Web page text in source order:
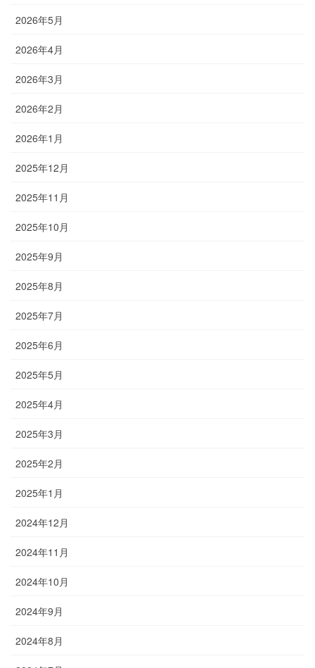
2026年5月
2026年4月
2026年3月
2026年2月
2026年1月
2025年12月
2025年11月
2025年10月
2025年9月
2025年8月
2025年7月
2025年6月
2025年5月
2025年4月
2025年3月
2025年2月
2025年1月
2024年12月
2024年11月
2024年10月
2024年9月
2024年8月